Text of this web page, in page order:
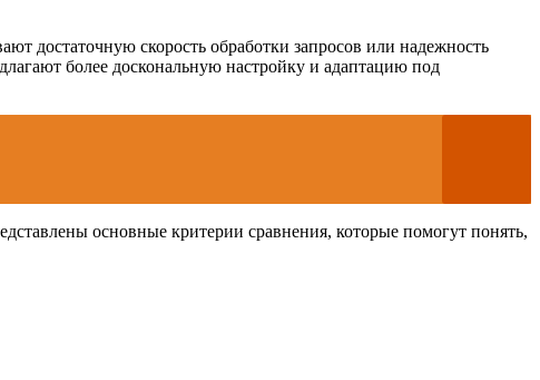
достаточную скорость обработки запросов или надежность
более доскональную настройку и адаптацию под
основные критерии сравнения, которые помогут понять,